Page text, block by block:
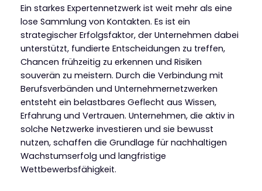
Ein starkes Expertennetzwerk ist weit mehr als eine
lose Sammlung von Kontakten. Es ist ein
strategischer Erfolgsfaktor, der Unternehmen dabei
unterstützt, fundierte Entscheidungen zu treffen,
Chancen frühzeitig zu erkennen und Risiken
souverän zu meistern. Durch die Verbindung mit
Berufsverbänden und Unternehmernetzwerken
entsteht ein belastbares Geflecht aus Wissen,
Erfahrung und Vertrauen. Unternehmen, die aktiv in
solche Netzwerke investieren und sie bewusst
nutzen, schaffen die Grundlage für nachhaltigen
Wachstumserfolg und langfristige
Wettbewerbsfähigkeit.